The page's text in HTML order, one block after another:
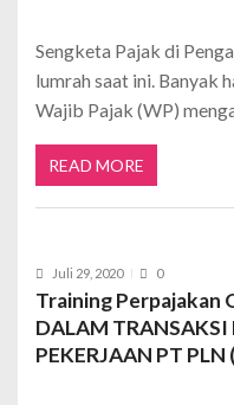
Sengketa Pajak di
lumrah saat ini. Banyak
Wajib Pajak (WP)
READ MORE
Juli 29, 2020 0
Training Perpajakan
DALAM
PEKERJAAN PT